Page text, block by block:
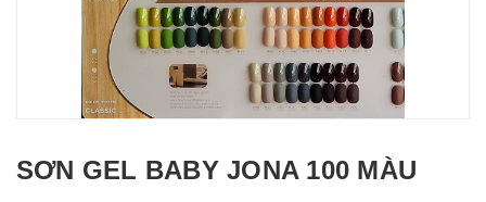
SƠN GEL BABY JONA 100 MÀU